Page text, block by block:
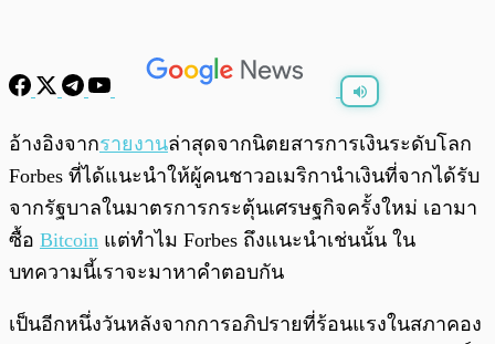
0:00 /0:00
อ้างอิงจากรายงานล่าสุดจากนิตยสารการเงินระดับโลก
Forbes ที่ได้แนะนำให้ผู้คนชาวอเมริกานำเงินที่จากได้รับ
จากรัฐบาลในมาตรการกระตุ้นเศรษฐกิจครั้งใหม่ เอามา
ซื้อ Bitcoin แต่ทำไม Forbes ถึงแนะนำเช่นนั้น ใน
บทความนี้เราจะมาหาคำตอบกัน
เป็นอีกหนึ่งวันหลังจากการอภิปรายที่ร้อนแรงในสภาคอง